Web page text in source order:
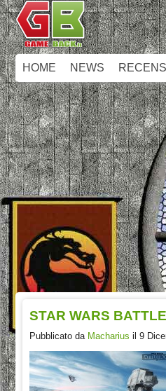
HOME NEWS
STAR WARS
Pubblicato da Macharius il 9